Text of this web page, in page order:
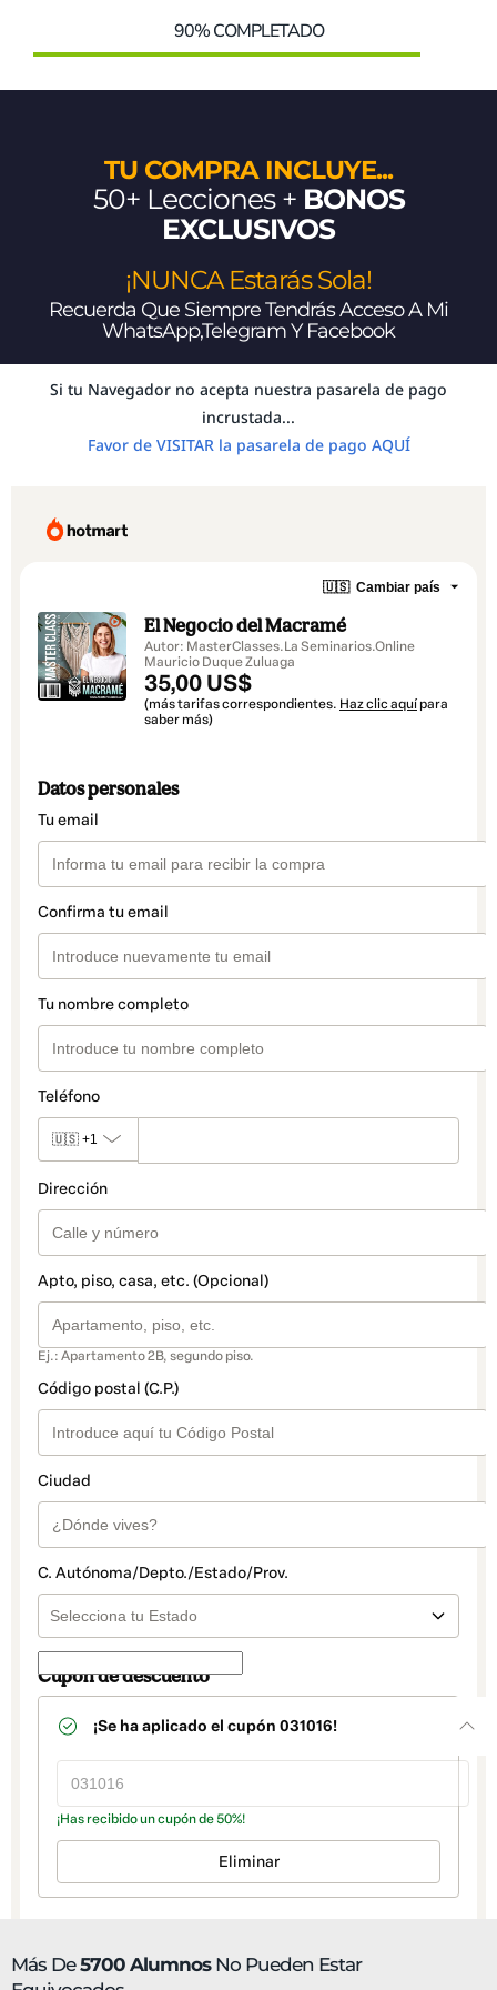
90% COMPLETADO
TU COMPRA INCLUYE...
50+ Lecciones + BONOS
EXCLUSIVOS
¡NUNCA Estarás Sola!
Recuerda Que Siempre Tendrás Acceso A Mi
WhatsApp,Telegram Y Facebook
Si tu Navegador no acepta nuestra pasarela de pago
incrustada...
Favor de VISITAR la pasarela de pago AQUÍ
Más De5700 AlumnosNo Pueden Estar